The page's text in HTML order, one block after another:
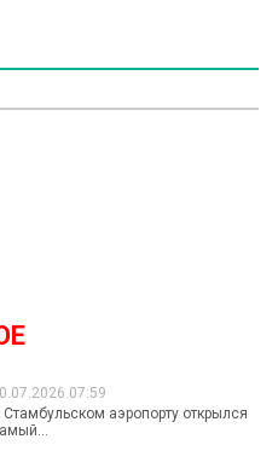
07:59
Стамбульском аэропорту открылся